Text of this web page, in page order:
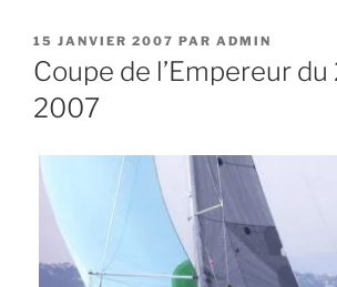
PUBLIÉ
LE
15 JANVIER 2007 PAR ADMIN
Coupe de l’Empereur du
2007